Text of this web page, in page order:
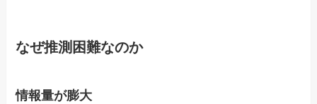
なぜ推測困難なのか
情報量が膨大